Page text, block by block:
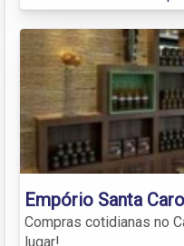
Empório Santa
Compras cotidianas no
lugar!